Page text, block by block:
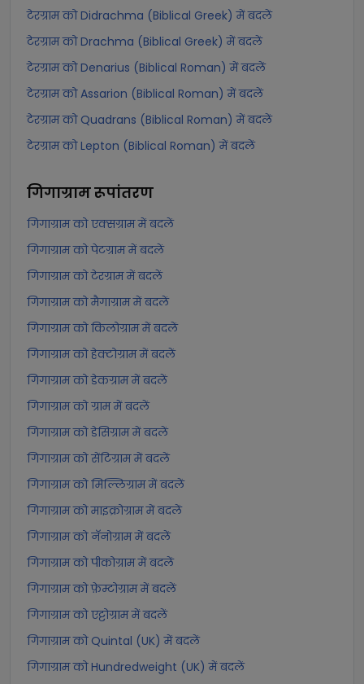
टेरग्राम को Didrachma (Biblical Greek) में बदलें
टेरग्राम को Drachma (Biblical Greek) में बदलें
टेरग्राम को Denarius (Biblical Roman) में बदलें
टेरग्राम को Assarion (Biblical Roman) में बदलें
टेरग्राम को Quadrans (Biblical Roman) में बदलें
टेरग्राम को Lepton (Biblical Roman) में बदलें
गिगाग्रामरूपांतरण
गिगाग्राम को एक्सग्राम में बदलें
गिगाग्राम को पेटग्राम में बदलें
गिगाग्राम को टेरग्राम में बदलें
गिगाग्राम को मैगाग्राम में बदलें
गिगाग्राम को किलोग्राम में बदलें
गिगाग्राम को हेक्टोग्राम में बदलें
गिगाग्राम को डेकग्राम में बदलें
गिगाग्राम को ग्राम में बदलें
गिगाग्राम को डेसिग्राम में बदलें
गिगाग्राम को सेंटिग्राम में बदलें
गिगाग्राम को मिल्लिग्राम में बदलें
गिगाग्राम को माइक्रोग्राम में बदलें
गिगाग्राम को नॅनोग्राम में बदलें
गिगाग्राम को पीकोग्राम में बदलें
गिगाग्राम को फ़ेम्टोग्राम में बदलें
गिगाग्राम को एट्टोग्राम में बदलें
गिगाग्राम को Quintal (UK) में बदलें
गिगाग्राम को Hundredweight (UK) में बदलें